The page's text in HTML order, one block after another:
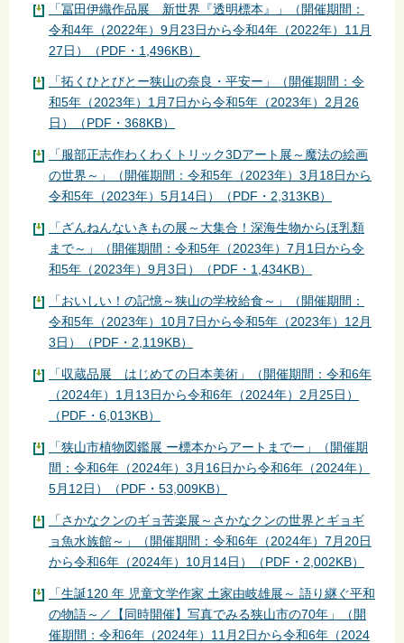
「冨田伊織作品展 新世界『透明標本』」（開催期間：
令和4年（2022年）9月23日から令和4年（2022年）11月
27日）（PDF・1,496KB）
「拓くひとびとー狭山の奈良・平安ー」（開催期間：令
和5年（2023年）1月7日から令和5年（2023年）2月26
日）（PDF・368KB）
「服部正志作わくわくトリック3Dアート展～魔法の絵画
の世界～」（開催期間：令和5年（2023年）3月18日から
令和5年（2023年）5月14日）（PDF・2,313KB）
「ざんねんないきもの展～大集合！深海生物からほ乳類
まで～」（開催期間：令和5年（2023年）7月1日から令
和5年（2023年）9月3日）（PDF・1,434KB）
「おいしい！の記憶～狭山の学校給食～」（開催期間：
令和5年（2023年）10月7日から令和5年（2023年）12月
3日）（PDF・2,119KB）
「収蔵品展 はじめての日本美術」（開催期間：令和6年
（2024年）1月13日から令和6年（2024年）2月25日）
（PDF・6,013KB）
「狭山市植物図鑑展 ー標本からアートまでー」（開催期
間：令和6年（2024年）3月16日から令和6年（2024年）
5月12日）（PDF・53,009KB）
「さかなクンのギョ苦楽展～さかなクンの世界とギョギ
ョ魚水族館～」（開催期間：令和6年（2024年）7月20日
から令和6年（2024年）10月14日）（PDF・2,002KB）
「生誕120 年 児童文学作家 土家由岐雄展～ 語り継ぐ平和
の物語～／【同時開催】写真でみる狭山市の70年」（開
催期間：令和6年（2024年）11月2日から令和6年（2024